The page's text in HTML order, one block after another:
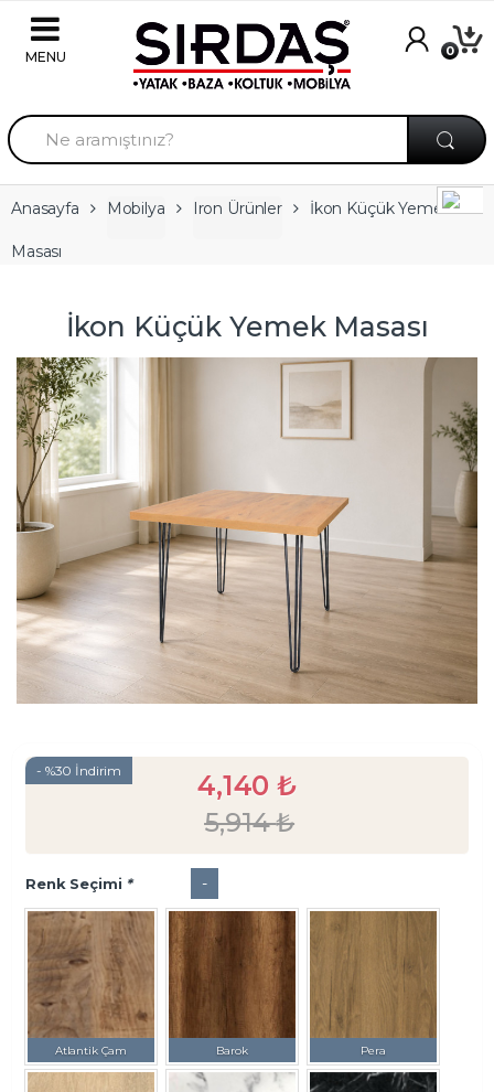
Skip to navigation
Skip to content
A
r
a
m
a
Anasayfa Mobilya Iron Ürünler İkon Küçük Yemek
Masası
İkon Küçük Yemek Masası
- %30 İndirim 4,140₺
5,914₺
Renk Seçimi *
Atlantik Çam Barok Pera
-
0